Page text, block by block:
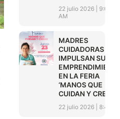
22 julio 2026
9:01
AM
MADRES
CUIDADORAS
IMPULSAN SUS
EN LA FERIA
‘MANOS QUE
CUIDAN Y CREAN’
22 julio 2026 8:45